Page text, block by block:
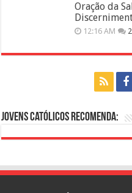
Oração da
12:16 AM
Jovens Católicos Recomenda: